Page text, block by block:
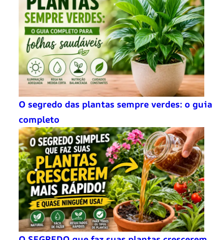
O segredo das plantas sempre verdes: o guia
completo